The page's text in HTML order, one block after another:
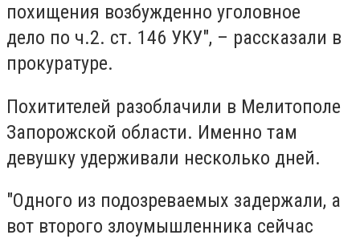
похищения возбужденно уголовное
дело по ч.2. ст. 146 УКУ", – рассказали в
прокуратуре.
Похитителей разоблачили в Мелитополе
Запорожской области. Именно там
девушку удерживали несколько дней.
"Одного из подозреваемых задержали, а
вот второго злоумышленника сейчас